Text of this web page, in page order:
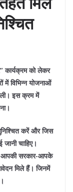
कार्यक्रम को लेकर
में विभिन्न योजनाओं
इस क्रम में
करें और जिस
चाहिए।
आपकी सरकार-आपके
मिले हैं। जिनमें